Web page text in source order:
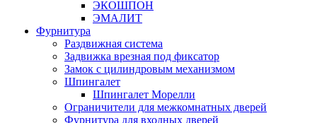
ЭКОШПОН
ЭМАЛИТ
Фурнитура
Раздвижная система
Задвижка врезная под фиксатор
Замок с цилиндровым механизмом
Шпингалет
Шпингалет Морелли
Ограничители для межкомнатных дверей
Фурнитура для входных дверей